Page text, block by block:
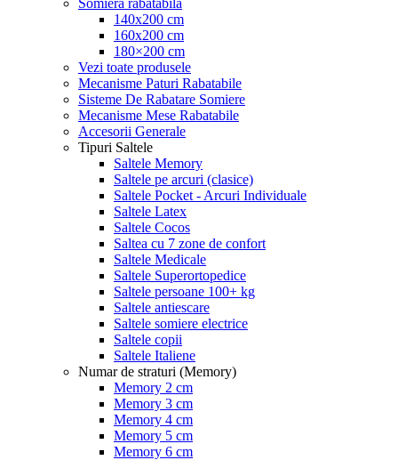
140x200 cm
160x200 cm
180×200 cm
Vezi toate produsele
Mecanisme Paturi Rabatabile
Sisteme De Rabatare Somiere
Mecanisme Mese Rabatabile
Accesorii Generale
Tipuri Saltele
Saltele Memory
Saltele pe arcuri (clasice)
Saltele Pocket - Arcuri Individuale
Saltele Latex
Saltele Cocos
Saltea cu 7 zone de confort
Saltele Medicale
Saltele Superortopedice
Saltele persoane 100+ kg
Saltele antiescare
Saltele somiere electrice
Saltele copii
Saltele Italiene
Numar de straturi (Memory)
Memory 2 cm
Memory 3 cm
Memory 4 cm
Memory 5 cm
Memory 6 cm